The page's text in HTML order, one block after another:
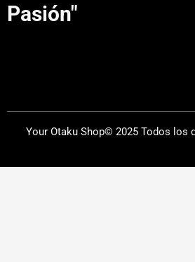
Pasión"
Your Otaku Shop© 2025 Todos los